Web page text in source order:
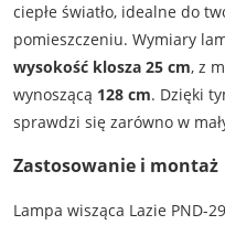
ciepłe światło, idealne do
pomieszczeniu. Wymiary
wysokość klosza 25 cm, z
wynoszącą 128 cm. Dzięki
sprawdzi się zarówno w
Zastosowanie i montaż
Lampa wisząca Lazie PND-